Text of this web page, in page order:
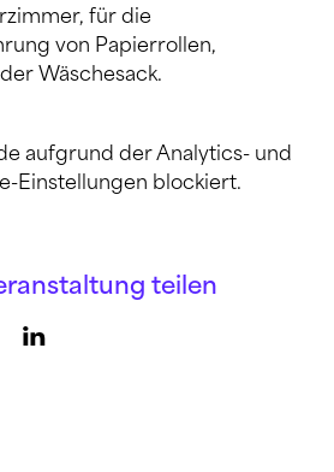
für die
von Papierrollen,
Wäschesack.
aufgrund der Analytics- und
Einstellungen blockiert.
teilen